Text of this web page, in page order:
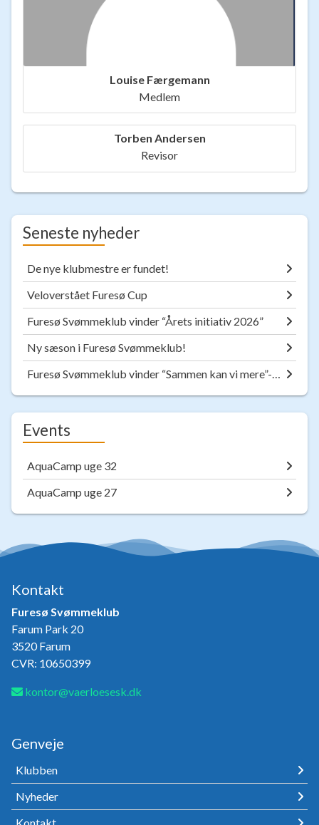
Louise Færgemann
Medlem
Torben Andersen
Revisor
Seneste nyheder
De nye klubmestre er fundet!
Veloverstået Furesø Cup
Furesø Svømmeklub vinder “Årets initiativ 2026”
Ny sæson i Furesø Svømmeklub!
Furesø Svømmeklub vinder “Sammen kan vi mere”-Prisen
Events
AquaCamp uge 32
AquaCamp uge 27
Kontakt
Furesø Svømmeklub
Farum Park 20
3520 Farum
CVR: 10650399
kontor@vaerloesesk.dk
Genveje
Klubben
Nyheder